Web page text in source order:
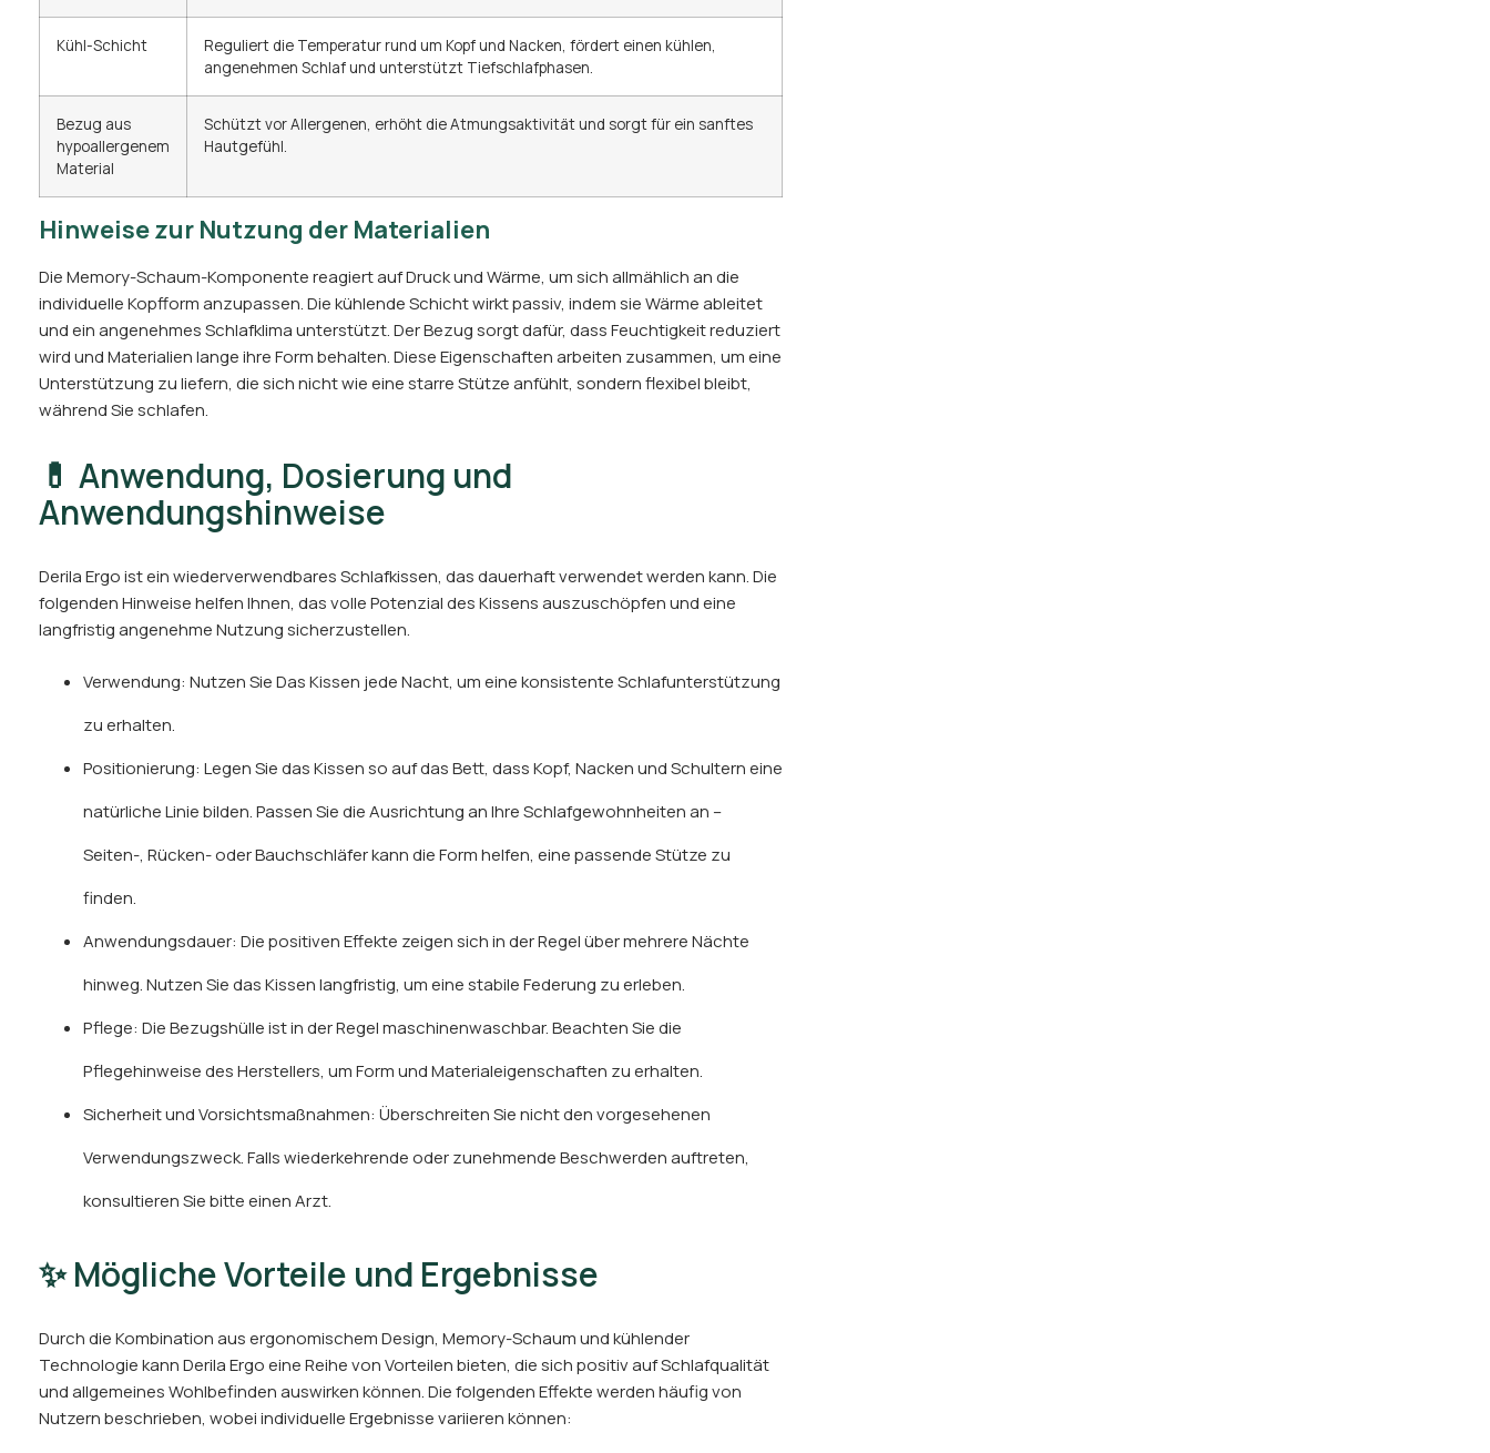
Kühl-Schicht
Reguliert die Temperatur rund um Kopf und Nacken, fördert einen kühlen,
angenehmen Schlaf und unterstützt Tiefschlafphasen.
Bezug aus
hypoallergenem
Material
Schützt vor Allergenen, erhöht die Atmungsaktivität und sorgt für ein sanftes
Hautgefühl.
Hinweise zur Nutzung der Materialien
Die Memory-Schaum-Komponente reagiert auf Druck und Wärme, um sich allmählich an die
individuelle Kopfform anzupassen. Die kühlende Schicht wirkt passiv, indem sie Wärme ableitet
und ein angenehmes Schlafklima unterstützt. Der Bezug sorgt dafür, dass Feuchtigkeit reduziert
wird und Materialien lange ihre Form behalten. Diese Eigenschaften arbeiten zusammen, um eine
Unterstützung zu liefern, die sich nicht wie eine starre Stütze anfühlt, sondern flexibel bleibt,
während Sie schlafen.
💊 Anwendung, Dosierung und
Anwendungshinweise
Derila Ergo ist ein wiederverwendbares Schlafkissen, das dauerhaft verwendet werden kann. Die
folgenden Hinweise helfen Ihnen, das volle Potenzial des Kissens auszuschöpfen und eine
langfristig angenehme Nutzung sicherzustellen.
Verwendung: Nutzen Sie Das Kissen jede Nacht, um eine konsistente Schlafunterstützung
zu erhalten.
Positionierung: Legen Sie das Kissen so auf das Bett, dass Kopf, Nacken und Schultern eine
natürliche Linie bilden. Passen Sie die Ausrichtung an Ihre Schlafgewohnheiten an –
Seiten-, Rücken- oder Bauchschläfer kann die Form helfen, eine passende Stütze zu
finden.
Anwendungsdauer: Die positiven Effekte zeigen sich in der Regel über mehrere Nächte
hinweg. Nutzen Sie das Kissen langfristig, um eine stabile Federung zu erleben.
Pflege: Die Bezugshülle ist in der Regel maschinenwaschbar. Beachten Sie die
Pflegehinweise des Herstellers, um Form und Materialeigenschaften zu erhalten.
Sicherheit und Vorsichtsmaßnahmen: Überschreiten Sie nicht den vorgesehenen
Verwendungszweck. Falls wiederkehrende oder zunehmende Beschwerden auftreten,
konsultieren Sie bitte einen Arzt.
✨ Mögliche Vorteile und Ergebnisse
Durch die Kombination aus ergonomischem Design, Memory-Schaum und kühlender
Technologie kann Derila Ergo eine Reihe von Vorteilen bieten, die sich positiv auf Schlafqualität
und allgemeines Wohlbefinden auswirken können. Die folgenden Effekte werden häufig von
Nutzern beschrieben, wobei individuelle Ergebnisse variieren können: